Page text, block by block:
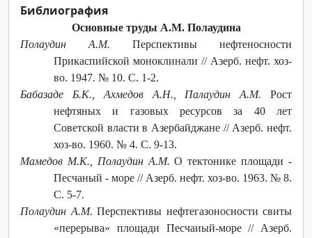
Библиография
Основные труды А.М. Полаудина
Полаудин А.М. Перспективы нефтеносности
Прикаспийской моноклинали // Азерб. нефт. хоз-
во. 1947. № 10. С. 1-2.
Бабазаде Б.К., Ахмедов А.Н., Палаудин А.М. Рост
нефтяных и газовых ресурсов за 40 лет
Советской власти в Азербайджане // Азерб. нефт.
хоз-во. 1960. № 4. С. 9-13.
Мамедов М.К., Полаудин А.М. О тектонике площади -
Песчаный - море // Азерб. нефт. хоз-во. 1963. № 8.
С. 5-7.
Полаудин А.М. Перспективы нефтегазоносности свиты
«перерыва» площади Песчаиый-море // Азерб.